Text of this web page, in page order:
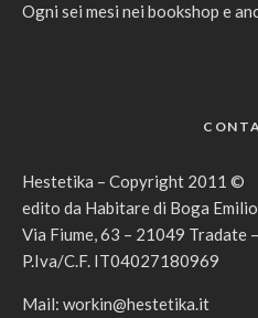
Ogni sei mesi nei bookshop e
Hestetika – Copyright 2011 ©
edito da Habitare di Boga Emilio
Via Fiume, 63 – 21049 Tradate
P.Iva/C.F. IT04027180969
Mail: workin@hestetika.it